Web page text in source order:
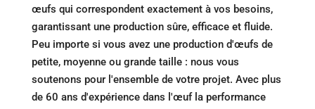
œufs qui correspondent exactement à vos besoins,
garantissant une production sûre, efficace et fluide.
Peu importe si vous avez une production d'œufs de
petite, moyenne ou grande taille : nous vous
soutenons pour l'ensemble de votre projet. Avec plus
de 60 ans d'expérience dans l'œuf la performance